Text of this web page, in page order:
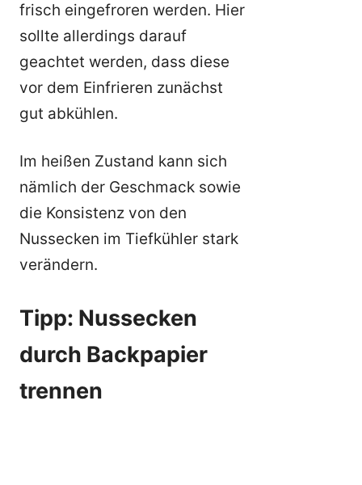
frisch eingefroren werden. Hier
sollte allerdings darauf
geachtet werden, dass diese
vor dem Einfrieren zunächst
gut abkühlen.
Im heißen Zustand kann sich
nämlich der Geschmack sowie
die Konsistenz von den
Nussecken im Tiefkühler stark
verändern.
Tipp: Nussecken
durch Backpapier
trennen